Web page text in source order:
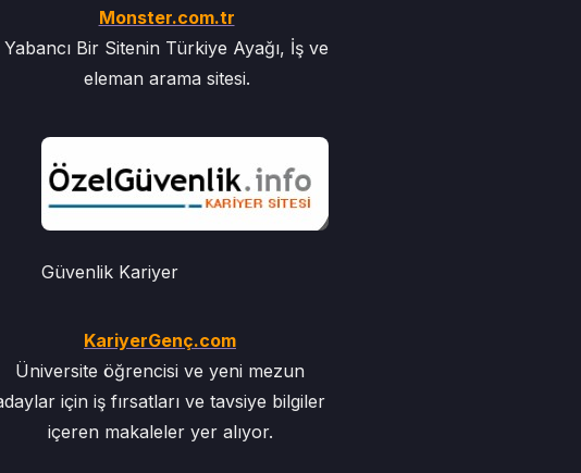
Monster.com.tr
Yabancı Bir Sitenin Türkiye Ayağı, İş ve
eleman arama sitesi.
Güvenlik Kariyer
KariyerGenç.com
Üniversite öğrencisi ve yeni mezun
için iş fırsatları ve tavsiye bilgiler
içeren makaleler yer alıyor.